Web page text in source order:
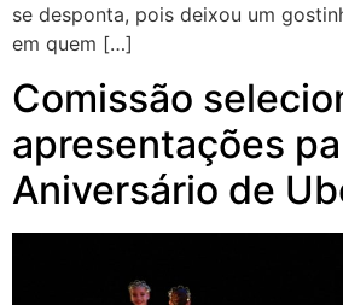
se desponta, pois deixou um
em quem […]
Comissão
apresentações
Aniversário de